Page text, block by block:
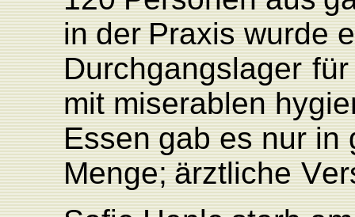
in der Praxis wurde
Durchgangslager für
mit miserablen
Essen gab es nur in
Menge; ärztliche Ver